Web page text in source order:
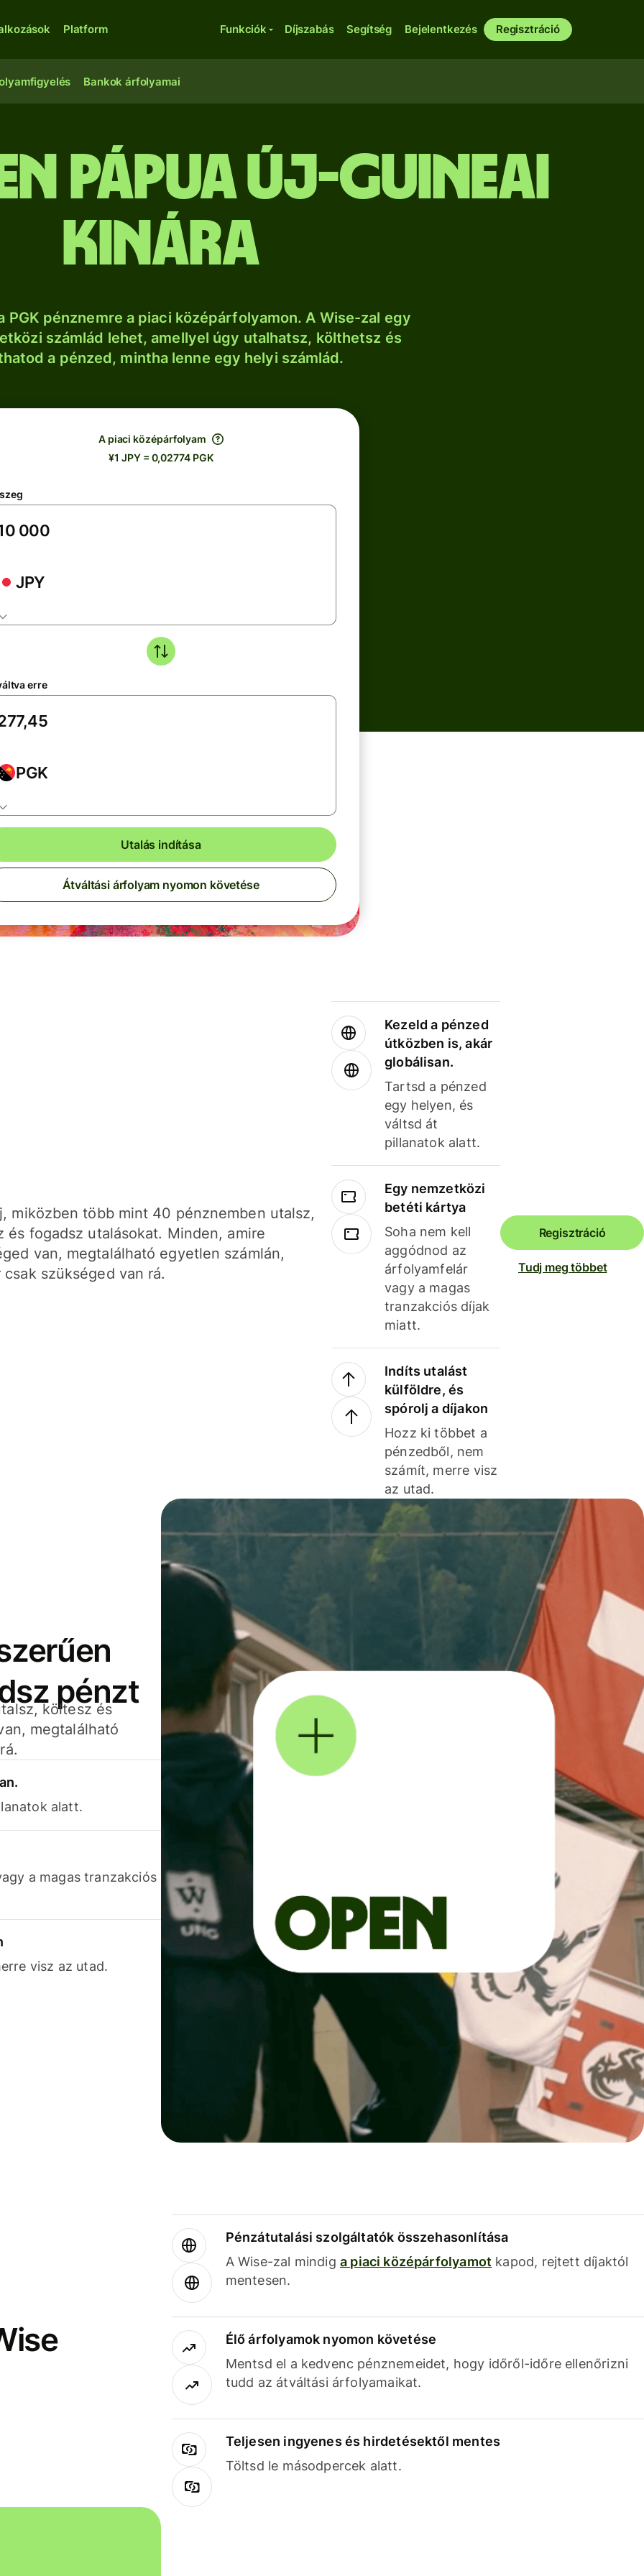
Platform Funkciók Díjszabás Segítség Bejelentkezés Regisztráció
Bankok árfolyamai
pápua új-guineai
kinára
PGK pénznemre a piaci középárfolyamon. A Wise-zal egy
számlád lehet, amellyel úgy utalhatsz, költhetsz és
a pénzed, mintha lenne egy helyi számlád.
A piaci középárfolyam
¥1 JPY = 0,02774 PGK
JPY
erre
PGK
Utalás indítása
Átváltási árfolyam nyomon követése
miközben több mint 40 pénznemben utalsz,
és fogadsz utalásokat. Minden, amire
van, megtalálható egyetlen számlán,
csak szükséged van rá.
Kezeld a pénzed
útközben is, akár
globálisan.
Tartsd a pénzed
egy helyen, és
váltsd át
pillanatok alatt.
Egy nemzetközi
betéti kártya
Soha nem kell
aggódnod az
árfolyamfelár
vagy a magas
tranzakciós díjak
miatt.
Indíts utalást
külföldre, és
spórolj a díjakon
Hozz ki többet a
pénzedből, nem
számít, merre visz
az utad.
Regisztráció
Tudj meg többet
pénzt
költesz és
megtalálható
alatt.
a magas tranzakciós
visz az utad.
Pénzátutalási szolgáltatók összehasonlítása
A Wise-zal mindig a piaci középárfolyamot kapod, rejtett díjaktól
mentesen.
Élő árfolyamok nyomon követése
Mentsd el a kedvenc pénznemeidet, hogy időről-időre ellenőrizni
tudd az átváltási árfolyamaikat.
Teljesen ingyenes és hirdetésektől mentes
Töltsd le másodpercek alatt.